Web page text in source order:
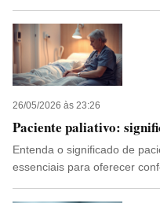
26/05/2026 às 23:26
Paciente paliativo:
Entenda o significado de
essenciais para oferecer